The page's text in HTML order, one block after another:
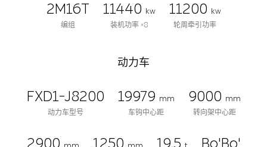
2M16T
编组
11440
kw
装机功率 ×8
11200
kw
轮周牵引功率
动力车
FXD1-J8200
动力车型号
19979 mm
车钩中心距
9000 mm
转向架中心距